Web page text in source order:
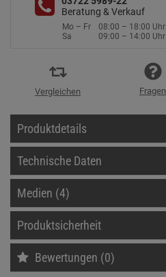
Beratung & Verkauf
Mo – Fr
08:00 – 18:00 Uhr
Sa
09:00 – 14:00 Uhr
Vergleichen Fragen
Produktdetails
Technische Daten
Medien (4)
Produktsicherheit
Bewertungen (0)